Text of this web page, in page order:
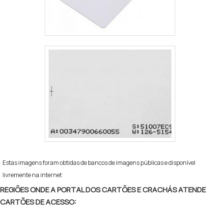
Estas imagens foram obtidas de bancos de imagens públicas e disponível
livremente na internet
REGIÕES ONDE A PORTAL DOS CARTÕES E CRACHÁS ATENDE
CARTÕES DE ACESSO: